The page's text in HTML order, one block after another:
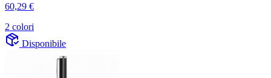
60,29 €
2 colori
Disponibile